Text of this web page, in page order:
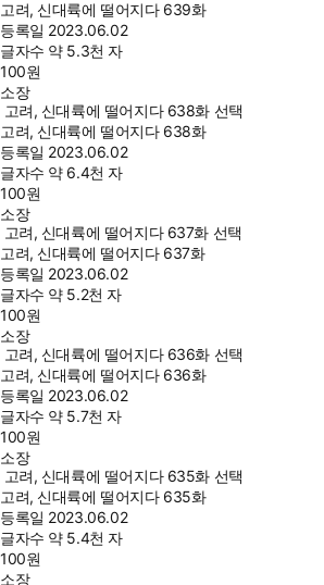
고려, 신대륙에 떨어지다 639화
등록일 2023.06.02
글자수 약 5.3천 자
100원
소장
고려, 신대륙에 떨어지다 638화 선택
고려, 신대륙에 떨어지다 638화
등록일 2023.06.02
글자수 약 6.4천 자
100원
소장
고려, 신대륙에 떨어지다 637화 선택
고려, 신대륙에 떨어지다 637화
등록일 2023.06.02
글자수 약 5.2천 자
100원
소장
고려, 신대륙에 떨어지다 636화 선택
고려, 신대륙에 떨어지다 636화
등록일 2023.06.02
글자수 약 5.7천 자
100원
소장
고려, 신대륙에 떨어지다 635화 선택
고려, 신대륙에 떨어지다 635화
등록일 2023.06.02
글자수 약 5.4천 자
100원
소장